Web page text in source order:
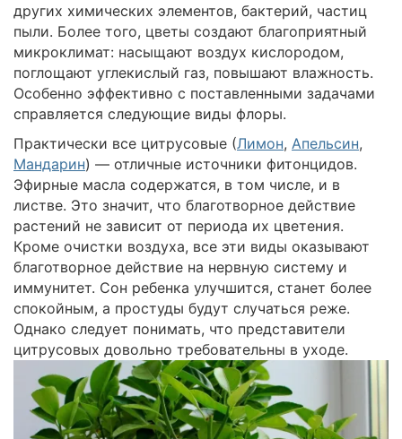
других химических элементов, бактерий, частиц
пыли. Более того, цветы создают благоприятный
микроклимат: насыщают воздух кислородом,
поглощают углекислый газ, повышают влажность.
Особенно эффективно с поставленными задачами
справляется следующие виды флоры.
Практически все цитрусовые (Лимон, Апельсин,
Мандарин) — отличные источники фитонцидов.
Эфирные масла содержатся, в том числе, и в
листве. Это значит, что благотворное действие
растений не зависит от периода их цветения.
Кроме очистки воздуха, все эти виды оказывают
благотворное действие на нервную систему и
иммунитет. Сон ребенка улучшится, станет более
спокойным, а простуды будут случаться реже.
Однако следует понимать, что представители
цитрусовых довольно требовательны в уходе.